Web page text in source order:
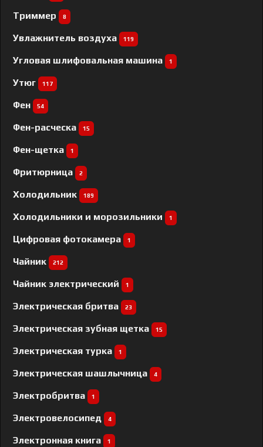
Триммер 8
Увлажнитель воздуха 119
Угловая шлифовальная машина 1
Утюг 117
Фен 54
Фен-расческа 15
Фен-щетка 1
Фритюрница 2
Холодильник 189
Холодильники и морозильники 1
Цифровая фотокамера 1
Чайник 212
Чайник электрический 1
Электрическая бритва 23
Электрическая зубная щетка 15
Электрическая турка 1
Электрическая шашлычница 4
Электробритва 1
Электровелосипед 4
Электронная книга 1